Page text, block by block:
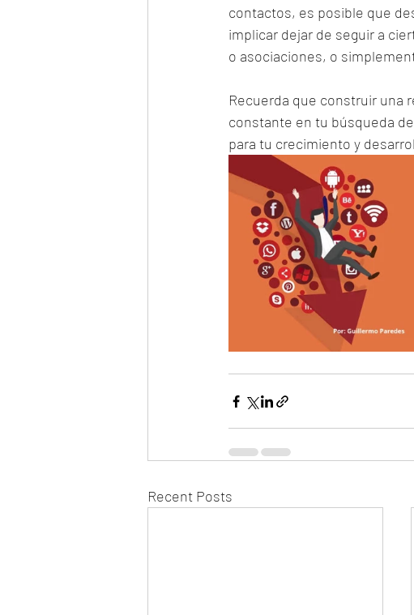
contactos, es posible que
implicar dejar de seguir a
o asociaciones, o
Recuerda que construir una
constante en tu búsqueda
para tu crecimiento y
Recent Posts